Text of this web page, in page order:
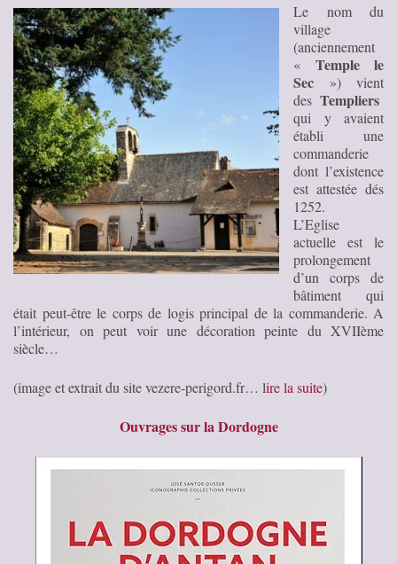
Le nom du
village
(anciennement
« Temple le
Sec ») vient
des Templiers
qui y avaient
établi une
commanderie
dont l’existence
est attestée dés
1252.
L’Eglise
actuelle est le
prolongement
d’un corps de
bâtiment qui
était peut-être le corps de logis principal de la commanderie. A
l’intérieur, on peut voir une décoration peinte du XVIIème
siècle…
(image et extrait du site vezere-perigord.fr… lire la suite)
Ouvrages sur la Dordogne